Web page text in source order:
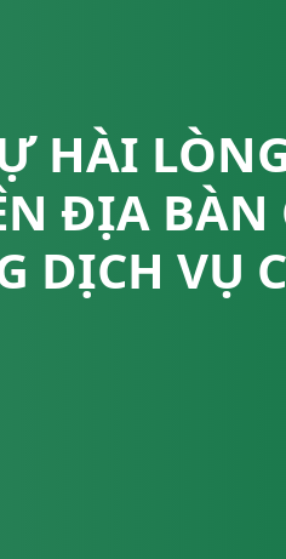
HÀI
ĐỊA BÀN
DỊCH VỤ